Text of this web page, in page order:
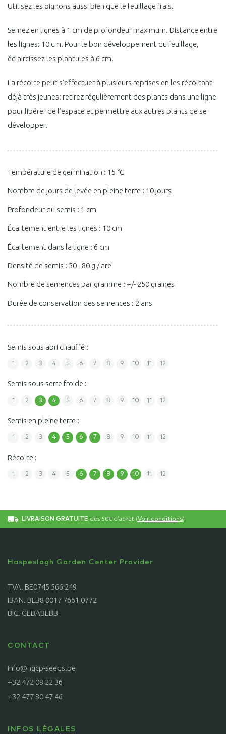
Utilisez les oignons aussi bien que le feuillage frais.
Semez en lignes à 1 cm de profondeur maximum. Distance entre
les lignes: 10 cm. Pour le bon développement du feuillage,
éclaircissez les plantules à 6 cm.
La récolte peut s’effectuer à plusieurs reprises en les récoltant
déjà très jeunes: retirez régulièrement des plants dans une ligne
pour libérer de l’espace et permettre aux autres plants de se
développer.
Température de germination : 15 °C
Nombre de jours de levée en pleine terre : 10 jours
Profondeur du semis : 1 cm
Écartement entre les lignes : 10 cm
Écartement dans la ligne : 6 cm
Densité de semis : 50 - 80 g / are
Nombre de semences par gramme : +/- 250 graines
Durée de conservation des semences : 2 ans
Semis sous abri chauffé :
1 2 3 4 5 6 7 8 9 10 11 12
Semis sous serre froide :
1 2 3 4 5 6 7 8 9 10 11 12
Semis en pleine terre :
1 2 3 4 5 6 7 8 9 10 11 12
Récolte :
1 2 3 4 5 6 7 8 9 10 11 12
LIVRAISON GRATUITE dès 50€ d'achat (Voir conditions)
Haspeslagh Garden Center Provider
TVA. BE0745 566 249
IBAN. BE38 0017 7661 0772
BIC. GEBABEBB
CONTACT
info@hgcp-seeds.be
+32 472 08 22 36
+32 477 80 47 46
INFOS LÉGALES